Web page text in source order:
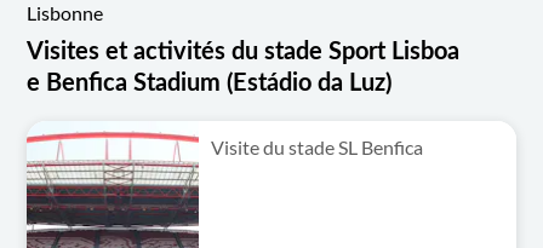
Lisbonne
Visites et activités du stade Sport Lisboa
e Benfica Stadium (Estádio da Luz)
Visite du stade SL Benfica